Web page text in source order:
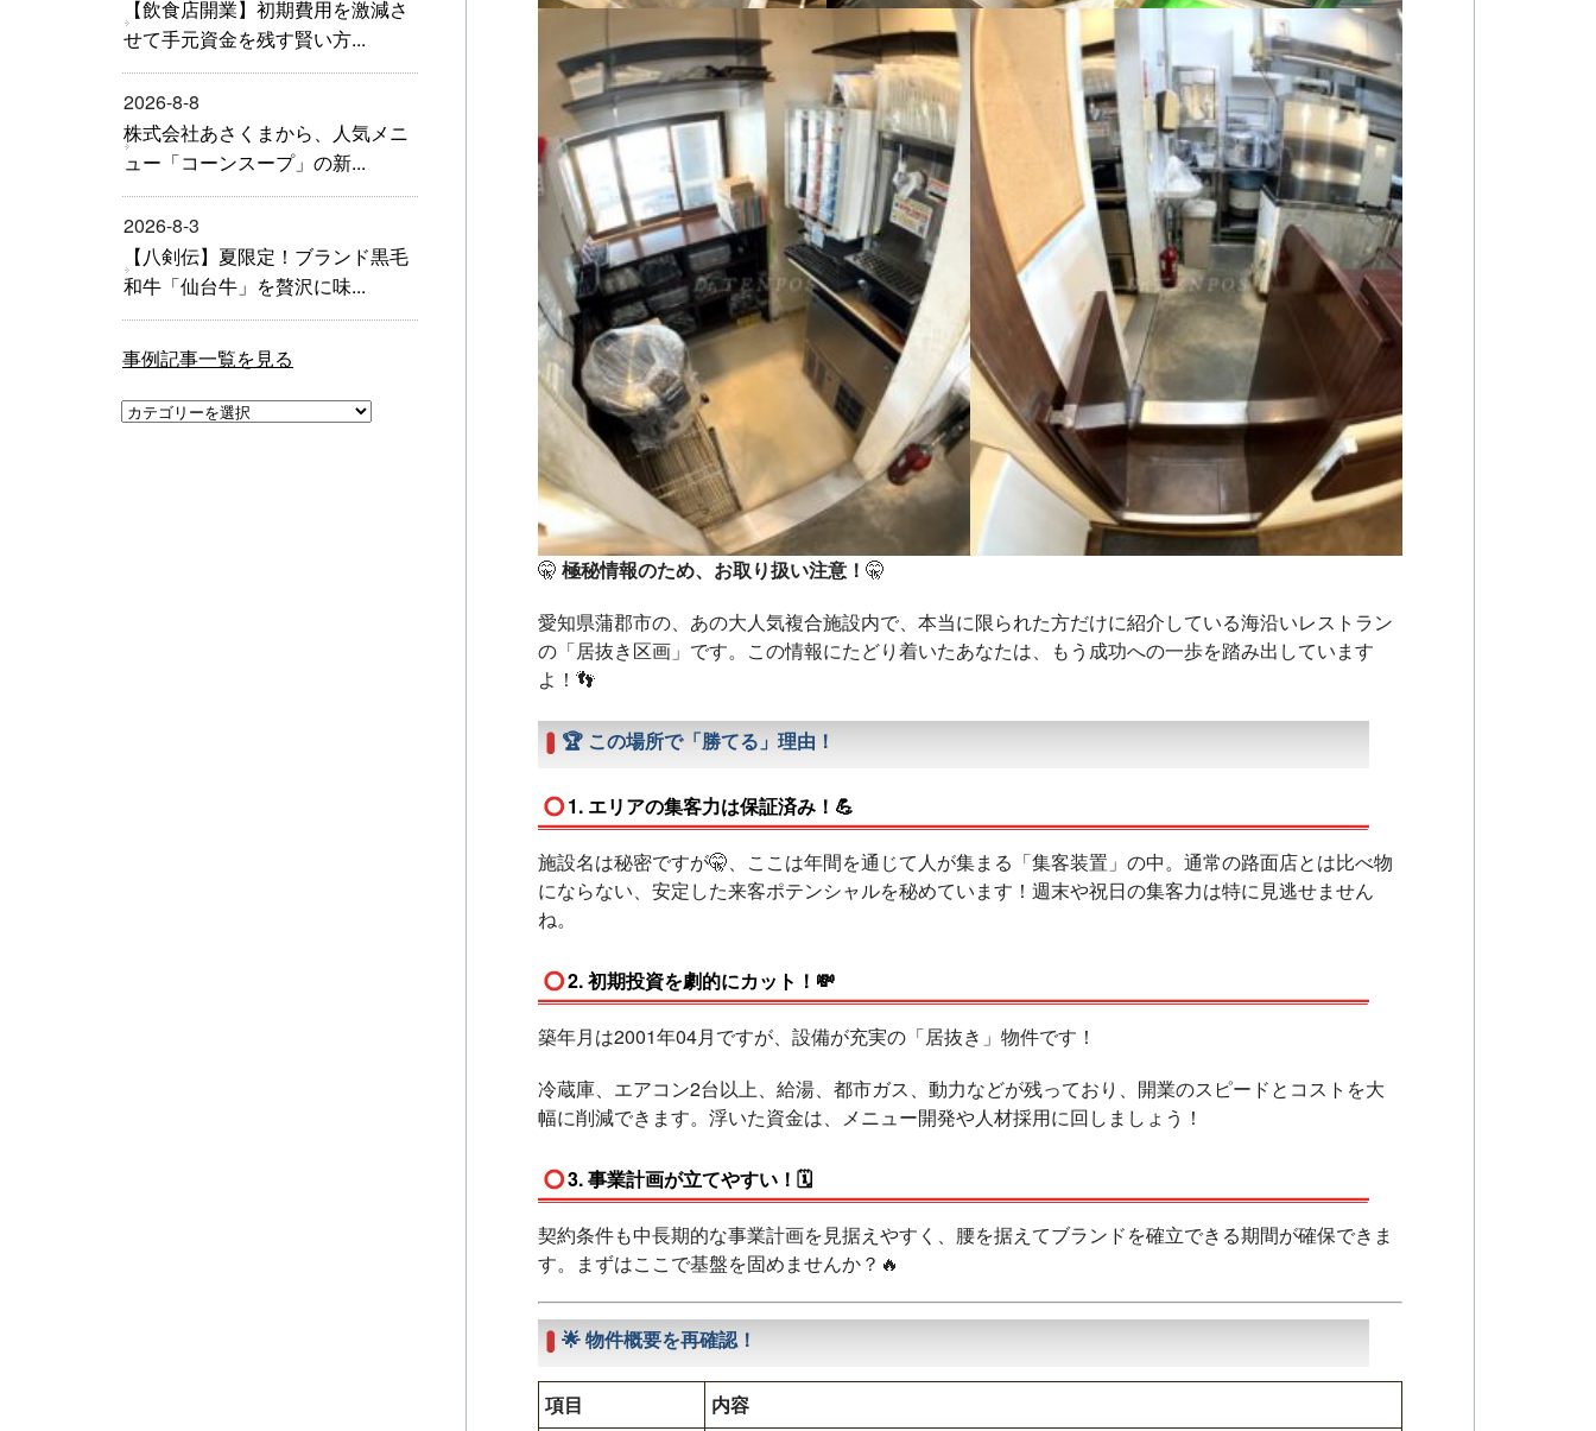
🤫 極秘情報のため、お取り扱い注意！ 🤫
愛知県蒲郡市の、あの大人気複合施設内で、本当に限られた方だけに紹介している海沿いレストラン
の「居抜き区画」です。この情報にたどり着いたあなたは、もう成功への一歩を踏み出しています
よ！👣
🏆 この場所で「勝てる」理由！
1. エリアの集客力は保証済み！💪
施設名は秘密ですが🤫、ここは年間を通じて人が集まる「集客装置」の中。通常の路面店とは比べ物
にならない、安定した来客ポテンシャルを秘めています！週末や祝日の集客力は特に見逃せません
ね。
2. 初期投資を劇的にカット！💸
築年月は2001年04月ですが、設備が充実の「居抜き」物件です！
冷蔵庫、エアコン2台以上、給湯、都市ガス、動力などが残っており、開業のスピードとコストを大
幅に削減できます。浮いた資金は、メニュー開発や人材採用に回しましょう！
3. 事業計画が立てやすい！🗓️
契約条件も中長期的な事業計画を見据えやすく、腰を据えてブランドを確立できる期間が確保できま
す。まずはここで基盤を固めませんか？🔥
🌟 物件概要を再確認！
項目 内容
【飲食店開業】初期費用を激減さ
せて手元資金を残す賢い方...
2026-8-8
株式会社あさくまから、人気メニ
ュー「コーンスープ」の新...
2026-8-3
【八剣伝】夏限定！ブランド黒毛
和牛「仙台牛」を贅沢に味...
事例記事一覧を見る